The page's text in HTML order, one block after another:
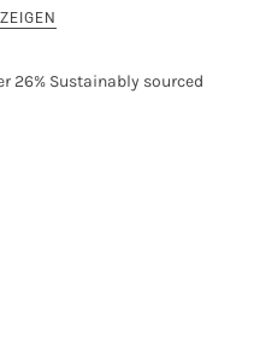
26% Sustainably sourced